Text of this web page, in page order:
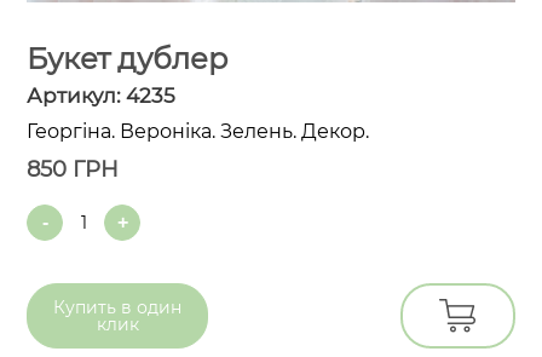
Букет дублер
Артикул:4235
Георгіна. Вероніка. Зелень. Декор.
850 ГРН
Quantity
Купить в один
клик